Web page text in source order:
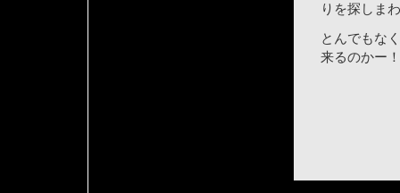
りを探しま
とんでもな
来るのかー